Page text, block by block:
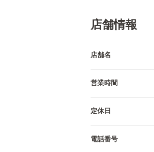
店舗情報
店舗名
営業時間
定休日
電話番号